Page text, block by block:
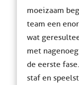
moeizaam
team een
wat
met
de eerste
staf en